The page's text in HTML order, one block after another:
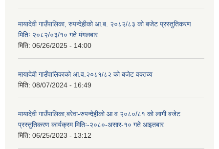
मायादेवी गाउँपालिका, रुपन्देहीको आ.ब. २०८२/८३ को बजेट प्रस्तुतिकरण
मितिः २०८२/०३/१० गते मंगलबार
मिति: 06/26/2025 - 14:00
मायादेवी गाउँपालिकाको आ.व.२०८१/८२ को बजेट वक्तव्य
मिति: 08/07/2024 - 16:49
मायादेवी गाउँपालिका,बरेवा-रुपन्देहीको आ.व.२०८०/८१ को लागी बजेट
प्रस्तुतिकरण कार्यक्रम मितिः-२०८०-असार-१० गते आइतबार
मिति: 06/25/2023 - 13:12